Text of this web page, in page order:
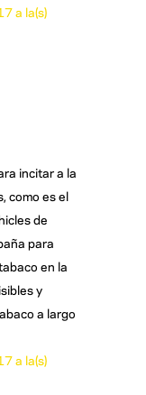
incitar a la
como es el
de
para
en la
y
a largo